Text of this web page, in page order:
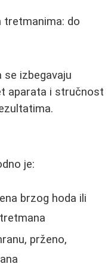
tretmanima: do
izbegavaju
aparata i stručnost
je:
brzog hoda ili
prženo,